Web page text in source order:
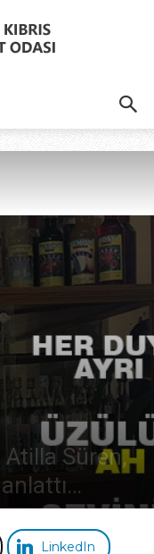
Süren,
anlattı…
LinkedIn